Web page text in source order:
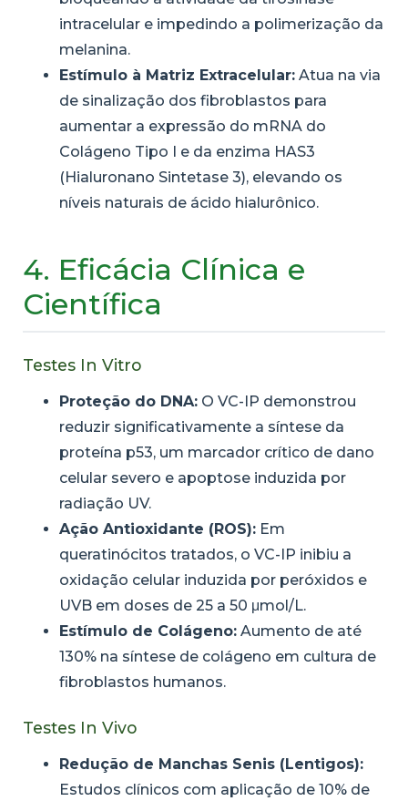
intracelular e impedindo a polimerização da
melanina.
Estímulo à Matriz Extracelular: Atua na via
de sinalização dos fibroblastos para
aumentar a expressão do mRNA do
Colágeno Tipo I e da enzima HAS3
(Hialuronano Sintetase 3), elevando os
níveis naturais de ácido hialurônico.
4. Eficácia Clínica e
Científica
Testes In Vitro
Proteção do DNA: O VC-IP demonstrou
reduzir significativamente a síntese da
proteína p53, um marcador crítico de dano
celular severo e apoptose induzida por
radiação UV.
Ação Antioxidante (ROS): Em
queratinócitos tratados, o VC-IP inibiu a
oxidação celular induzida por peróxidos e
UVB em doses de 25 a 50 μmol/L.
Estímulo de Colágeno: Aumento de até
130% na síntese de colágeno em cultura de
fibroblastos humanos.
Testes In Vivo
Redução de Manchas Senis (Lentigos):
Estudos clínicos com aplicação de 10% de